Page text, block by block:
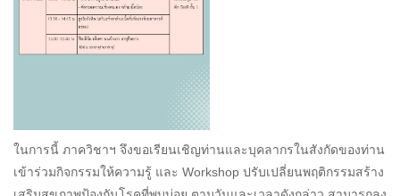
ในการนี้ ภาควิชาฯ จึงขอเรียนเชิญท่านและบุคลากรในสังกัดของท่าน
เข้าร่วมกิจกรรมให้ความรู้ และ Workshop ปรับเปลี่ยนพฤติกรรมสร้าง